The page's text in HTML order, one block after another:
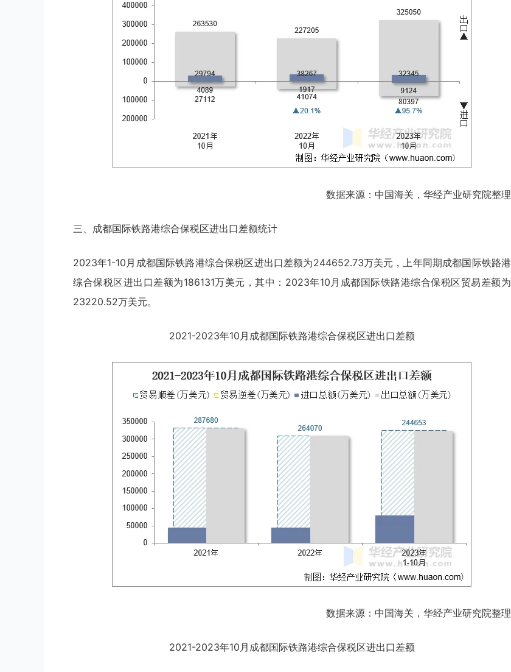
数据来源：中国海关，华经产业研究院整理
三、成都国际铁路港综合保税区进出口差额统计
2023年1-10月成都国际铁路港综合保税区进出口差额为244652.73万美元，上年同期成都国际铁路港
综合保税区进出口差额为186131万美元，其中：2023年10月成都国际铁路港综合保税区贸易差额为
23220.52万美元。
2021-2023年10月成都国际铁路港综合保税区进出口差额
数据来源：中国海关，华经产业研究院整理
2021-2023年10月成都国际铁路港综合保税区进出口差额